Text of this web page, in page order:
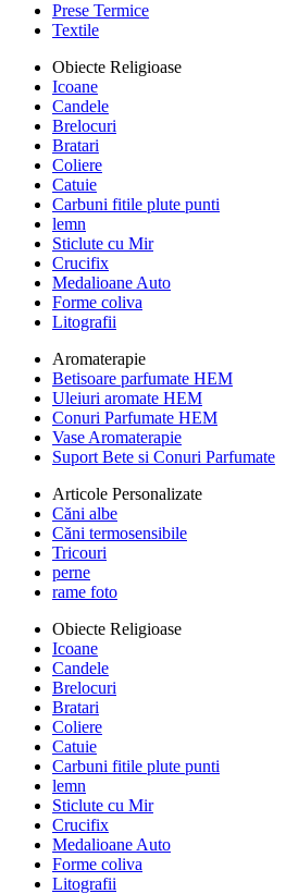
Prese Termice
Textile
Obiecte Religioase
Icoane
Candele
Brelocuri
Bratari
Coliere
Catuie
Carbuni fitile plute punti
lemn
Sticlute cu Mir
Crucifix
Medalioane Auto
Forme coliva
Litografii
Aromaterapie
Betisoare parfumate HEM
Uleiuri aromate HEM
Conuri Parfumate HEM
Vase Aromaterapie
Suport Bete si Conuri Parfumate
Articole Personalizate
Căni albe
Căni termosensibile
Tricouri
perne
rame foto
Obiecte Religioase
Icoane
Candele
Brelocuri
Bratari
Coliere
Catuie
Carbuni fitile plute punti
lemn
Sticlute cu Mir
Crucifix
Medalioane Auto
Forme coliva
Litografii